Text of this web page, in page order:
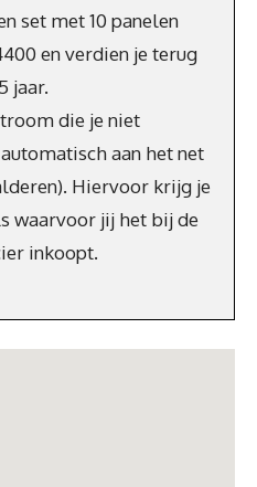
set met 10 panelen
en verdien je terug
jaar.
die je niet
aan het net
Hiervoor krijg je
waarvoor jij het bij de
inkoopt.